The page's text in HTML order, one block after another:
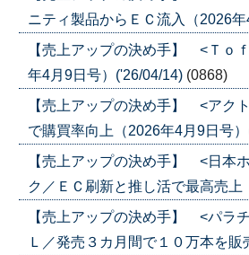
ニティ製品からＥＣ流入（2026
【売上アップの決め手】 <Ｔｏ
年4月9日号）('26/04/14) (0868)
【売上アップの決め手】 <アク
で購買率向上（2026年4月9日号
【売上アップの決め手】 <日本
ク／ＥＣ刷新と推し活で最高売
【売上アップの決め手】 <パラ
Ｌ／発売３カ月間で１０万本を